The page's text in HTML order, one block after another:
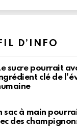
D’INFO
sucre pourrait
clé de
sac à main
des